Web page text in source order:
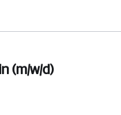
(m/w/d)